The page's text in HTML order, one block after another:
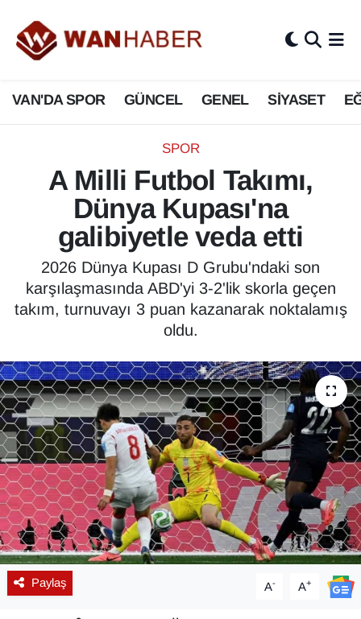
VAN'DA SPOR GÜNCEL GENEL SİYASET
SPOR
A Milli Futbol Takımı,
Dünya Kupası'na
galibiyetle veda etti
2026 Dünya Kupası D Grubu'ndaki son
karşılaşmasında ABD'yi 3-2'lik skorla geçen
takım, turnuvayı 3 puan kazanarak noktalamış
oldu.
Paylaş A- A+
3.SAYFA
ASAYİŞ
BİLİM VE TEKNOLOJİ
Biyografi
Bölge Haberleri
ÇEVRE
Deprem
Diğer
DÜNYA
EĞİTİM
EKONOMİ
Eleman
Emlak
Van Nöbetçi Eczaneler
Van Hava Durumu
Van Namaz Vakitleri
Van Trafik Yoğunluk Haritası
Süper Lig Puan Durumu ve Fikstür
Tüm Manşetler
Son Dakika Haberleri